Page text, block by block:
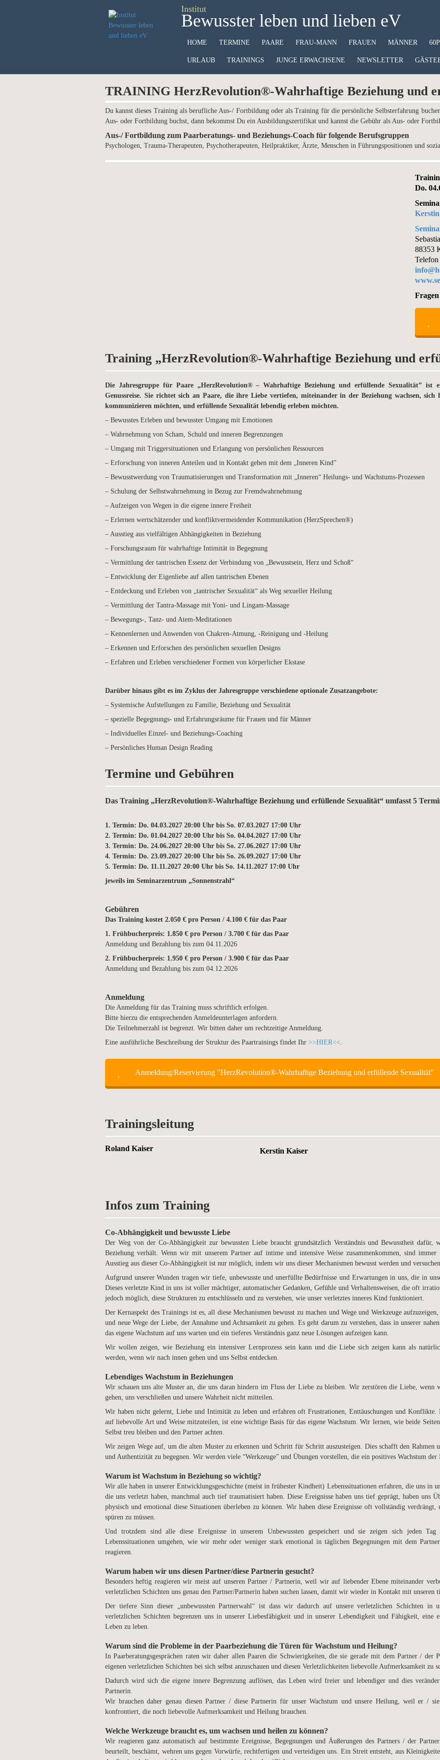
Institut
Bewusster leben und lieben eV
HOME TERMINE PAARE FRAU-MANN FRAUEN MÄNNER
URLAUB TRAININGS JUNGE ERWACHSENE NEWSLETTER
TRAINING HerzRevolution®-Wahrhaftige Beziehung und
Du kannst dieses Training als berufliche Aus-/ Fortbildung oder als Training für die persönliche Selbsterfahrung
Aus- oder Fortbildung buchst, dann bekommst Du ein Ausbildungszertifikat und kannst die Gebühr als Aus- oder
Aus-/ Fortbildung zum Paarberatungs- und Beziehungs-Coach für folgende Berufsgruppen
Psychologen, Trauma-Therapeuten, Psychotherapeuten, Heilpraktiker, Ärzte, Menschen in Führungspositionen und
Do.
88353
Training „HerzRevolution®-Wahrhaftige Beziehung und
Die Jahresgruppe für Paare „HerzRevolution® – Wahrhaftige Beziehung und erfüllende Sexualität” ist
Genussreise. Sie richtet sich an Paare, die ihre Liebe vertiefen, miteinander in der Beziehung wachsen, sich
kommunizieren möchten, und erfüllende Sexualität lebendig erleben möchten.
– Bewusstes Erleben und bewusster Umgang mit Emotionen
– Wahrnehmung von Scham, Schuld und inneren Begrenzungen
– Umgang mit Triggersituationen und Erlangung von persönlichen Ressourcen
– Erforschung von inneren Anteilen und in Kontakt gehen mit dem „Inneren Kind”
– Bewusstwerdung von Traumatisierungen und Transformation mit „Inneren“ Heilungs- und Wachstums-Prozessen
– Schulung der Selbstwahrnehmung in Bezug zur Fremdwahrnehmung
– Aufzeigen von Wegen in die eigene innere Freiheit
– Erlernen wertschätzender und konfliktvermeidender Kommunikation (HerzSprechen®)
– Ausstieg aus vielfältigen Abhängigkeiten in Beziehung
– Forschungsraum für wahrhaftige Intimität in Begegnung
– Vermittlung der tantrischen Essenz der Verbindung von „Bewusstsein, Herz und Schoß“
– Entwicklung der Eigenliebe auf allen tantrischen Ebenen
– Entdeckung und Erleben von „tantrischer Sexualität“ als Weg sexueller Heilung
– Vermittlung der Tantra-Massage mit Yoni- und Lingam-Massage
– Bewegungs-, Tanz- und Atem-Meditationen
– Kennenlernen und Anwenden von Chakren-Atmung, -Reinigung und -Heilung
– Erkennen und Erforschen des persönlichen sexuellen Designs
– Erfahren und Erleben verschiedener Formen von körperlicher Ekstase
Darüber hinaus gibt es im Zyklus der Jahresgruppe verschiedene optionale Zusatzangebote:
– Systemische Aufstellungen zu Familie, Beziehung und Sexualität
– spezielle Begegnungs- und Erfahrungsräume für Frauen und für Männer
– Individuelles Einzel- und Beziehungs-Coaching
– Persönliches Human Design Reading
Termine und Gebühren
Das Training „HerzRevolution®-Wahrhaftige Beziehung und erfüllende Sexualität“ umfasst 5
1. Termin: Do. 04.03.2027 20:00 Uhr bis So. 07.03.2027 17:00 Uhr
2. Termin: Do. 01.04.2027 20:00 Uhr bis So. 04.04.2027 17:00 Uhr
3. Termin: Do. 24.06.2027 20:00 Uhr bis So. 27.06.2027 17:00 Uhr
4. Termin: Do. 23.09.2027 20:00 Uhr bis So. 26.09.2027 17:00 Uhr
5. Termin: Do. 11.11.2027 20:00 Uhr bis So. 14.11.2027 17:00 Uhr
jeweils im Seminarzentrum „Sonnenstrahl“
Gebühren
Das Training kostet 2.050 € pro Person / 4.100 € für das Paar
1. Frühbucherpreis: 1.850 € pro Person / 3.700 € für das Paar
Anmeldung und Bezahlung bis zum 04.11.2026
2. Frühbucherpreis: 1.950 € pro Person / 3.900 € für das Paar
Anmeldung und Bezahlung bis zum 04.12.2026
Anmeldung
Die Anmeldung für das Training muss schriftlich erfolgen.
Bitte hierzu die entsprechenden Anmeldeunterlagen anfordern.
Die Teilnehmerzahl ist begrenzt. Wir bitten daher um rechtzeitige Anmeldung.
Eine ausführliche Beschreibung der Struktur des Paartrainings findet Ihr >>HIER<<.
Anmeldung/Reservierung "HerzRevolution®-Wahrhaftige Beziehung und erfüllende Sexualität"
Trainingsleitung
Roland Kaiser Kerstin Kaiser
Infos zum Training
Co-Abhängigkeit und bewusste Liebe
Der Weg von der Co-Abhängigkeit zur bewussten Liebe braucht grundsätzlich Verständnis und Bewusstheit
Beziehung verhält. Wenn wir mit unserem Partner auf intime und intensive Weise zusammenkommen, sind
Ausstieg aus dieser Co-Abhängigkeit ist nur möglich, indem wir uns dieser Mechanismen bewusst werden und
Aufgrund unserer Wunden tragen wir tiefe, unbewusste und unerfüllte Bedürfnisse und Erwartungen in uns, die in
Dieses verletzte Kind in uns ist voller mächtiger, automatischer Gedanken, Gefühle und Verhaltensweisen, die oft
jedoch möglich, diese Strukturen zu entschlüsseln und zu verstehen, wie unser verletztes inneres Kind funktioniert.
Der Kernaspekt des Trainings ist es, all diese Mechanismen bewusst zu machen und Wege und Werkzeuge
und neue Wege der Liebe, der Annahme und Achtsamkeit zu gehen. Es geht darum zu verstehen, dass in unserer
das eigene Wachstum auf uns warten und ein tieferes Verständnis ganz neue Lösungen aufzeigen kann.
Wir wollen zeigen, wie Beziehung ein intensiver Lernprozess sein kann und die Liebe sich zeigen kann als
werden, wenn wir nach innen gehen und uns Selbst entdecken.
Lebendiges Wachstum in Beziehungen
Wir schauen uns alte Muster an, die uns daran hindern im Fluss der Liebe zu bleiben. Wir zerstören die Liebe, wenn
gehen, uns verschließen und unsere Wahrheit nicht mitteilen.
Wir haben nicht gelernt, Liebe und Intimität zu leben und erfahren oft Frustrationen, Enttäuschungen und Konflikte.
auf liebevolle Art und Weise mitzuteilen, ist eine wichtige Basis für das eigene Wachstum. Wir lernen, wie beide
Selbst treu bleiben und den Partner achten.
Wir zeigen Wege auf, um die alten Muster zu erkennen und Schritt für Schritt auszusteigen. Dies schafft den Rahmen
und Authentizität zu begegnen. Wir werden viele “Werkzeuge” und Übungen vorstellen, die ein positives Wachstum
Warum ist Wachstum in Beziehung so wichtig?
Wir alle haben in unserer Entwicklungsgeschichte (meist in frühester Kindheit) Lebenssituationen erfahren, die uns in
die uns verletzt haben, manchmal auch tief traumatisiert haben. Diese Ereignisse haben uns tief geprägt, haben uns
physisch und emotional diese Situationen überleben zu können. Wir haben diese Ereignisse oft vollständig
spüren zu müssen.
Und trotzdem sind alle diese Ereignisse in unserem Unbewussten gespeichert und sie zeigen sich jeden
Lebenssituationen umgehen, wie wir mehr oder weniger stark emotional in täglichen Begegnungen mit dem
reagieren.
Warum haben wir uns diesen Partner/diese Partnerin gesucht?
Besonders heftig reagieren wir meist auf unseren Partner / Partnerin, weil wir auf liebender Ebene miteinander
verletzlichen Schichten uns genau den Partner/Partnerin haben suchen lassen, damit wir wieder in Kontakt mit unseren
Der tiefere Sinn dieser „unbewussten Partnerwahl“ ist dass wir dadurch auf unsere verletzlichen Schichten in
verletzlichen Schichten begrenzen uns in unserer Liebesfähigkeit und in unserer Lebendigkeit und Fähigkeit, eine
Leben zu leben.
Warum sind die Probleme in der Paarbeziehung die Türen für Wachstum und Heilung?
In Paarberatungsgesprächen raten wir daher allen Paaren die Schwierigkeiten, die sie gerade mit dem Partner / der
eigenen verletzlichen Schichten bei sich selbst anzuschauen und diesen Verletzlichkeiten liebevolle Aufmerksamkeit zu
Dadurch wird sich die eigene innere Begrenzung auflösen, das Leben wird freier und lebendiger und dies
Partnerin.
Wir brauchen daher genau diesen Partner / diese Partnerin für unser Wachstum und unsere Heilung, weil er /
konfrontiert, die noch liebevolle Aufmerksamkeit und Heilung brauchen.
Welche Werkzeuge braucht es, um wachsen und heilen zu können?
Wir reagieren ganz automatisch auf bestimmte Ereignisse, Begegnungen und Äußerungen des Partners / der
beurteilt, beschämt, wehren uns gegen Vorwürfe, rechtfertigen und verteidigen uns. Ein Streit entsteht, aus